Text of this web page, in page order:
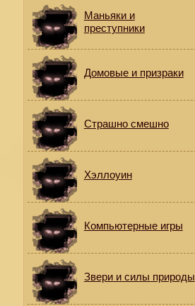
Маньяки и
преступники
Домовые и призраки
Страшно смешно
Хэллоуин
Компьютерные игры
Звери и силы природы